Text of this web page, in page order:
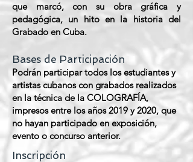
que marcó, con su obra gráfica y
pedagógica, un hito en la historia del
Grabado en Cuba.
Bases de Participación
Podrán participar todos los estudiantes y
artistas cubanos con grabados realizados
en la técnica de la COLOGRAFÍA,
impresos entre los años 2019 y 2020, que
no hayan participado en exposición,
evento o concurso anterior.
Inscripción